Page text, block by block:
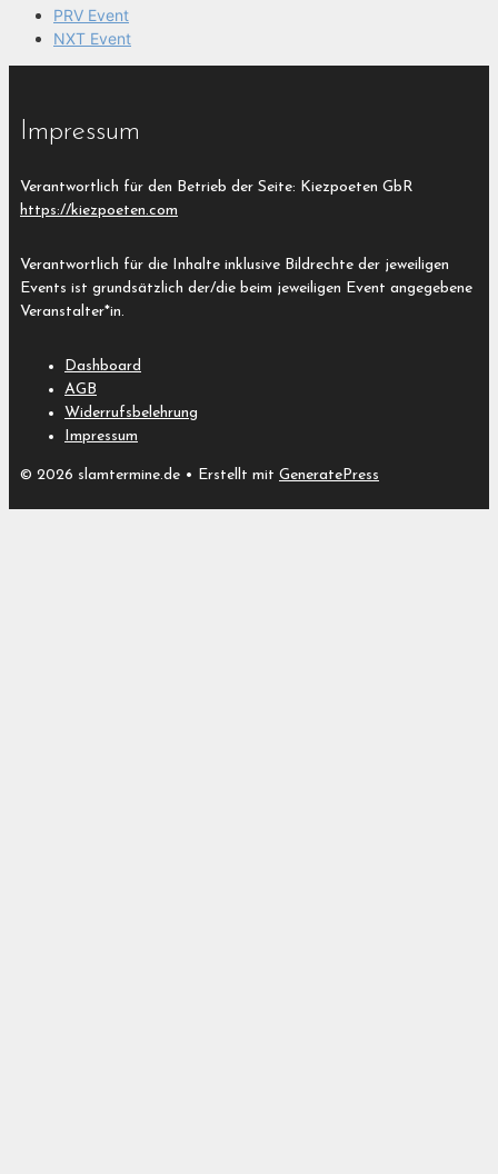
PRV Event
NXT Event
Impressum
Verantwortlich für den Betrieb der Seite: Kiezpoeten GbR
https://kiezpoeten.com
Verantwortlich für die Inhalte inklusive Bildrechte der jeweiligen
Events ist grundsätzlich der/die beim jeweiligen Event angegebene
Veranstalter*in.
Dashboard
AGB
Widerrufsbelehrung
Impressum
© 2026 slamtermine.de • Erstellt mit GeneratePress